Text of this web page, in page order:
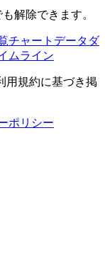
解除できます。
チャートデータ ダ
ムライン
用規約に基づき掲
ポリシー